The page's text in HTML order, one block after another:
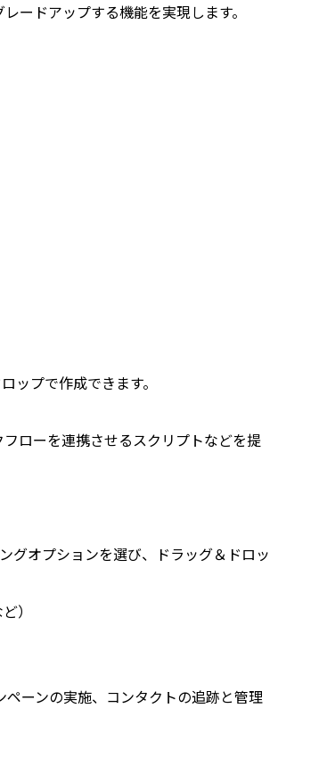
ードアップする機能を実現します。
ップで作成できます。
ローを連携させるスクリプトなどを提
グオプションを選び、ドラッグ＆ドロッ
）
ーンの実施、コンタクトの追跡と管理